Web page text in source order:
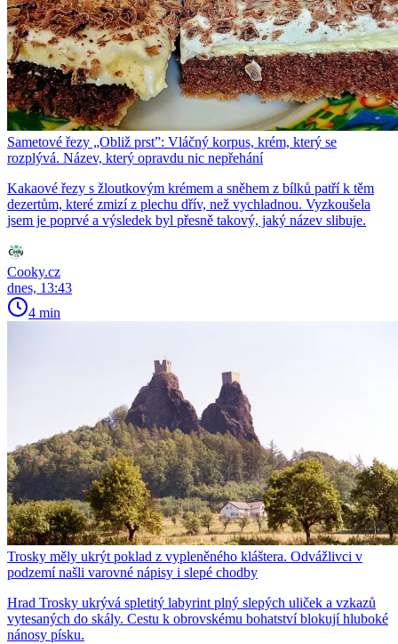
Sametové řezy „Obliž prst”: Vláčný korpus, krém, který se
rozplývá. Název, který opravdu nic nepřehání
Kakaové řezy s žloutkovým krémem a sněhem z bílků patří k těm
dezertům, které zmizí z plechu dřív, než vychladnou. Vyzkoušela
jsem je poprvé a výsledek byl přesně takový, jaký název slibuje.
Cooky.cz
dnes, 13:43
4 min
Trosky měly ukrýt poklad z vypleněného kláštera. Odvážlivci v
podzemí našli varovné nápisy i slepé chodby
Hrad Trosky ukrývá spletitý labyrint plný slepých uliček a vzkazů
vytesaných do skály. Cestu k obrovskému bohatství blokují hluboké
nánosy písku.